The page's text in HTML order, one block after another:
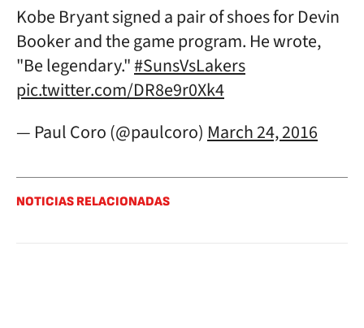
Kobe Bryant signed a pair of shoes for Devin
Booker and the game program. He wrote,
"Be legendary."#SunsVsLakers
pic.twitter.com/DR8e9r0Xk4
— Paul Coro (@paulcoro) March 24, 2016
NOTICIAS RELACIONADAS